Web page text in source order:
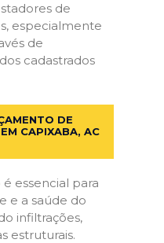
de
especialmente
de
cadastrados
DE
CAPIXABA, AC
essencial para
e a saúde do
infiltrações,
estruturais.